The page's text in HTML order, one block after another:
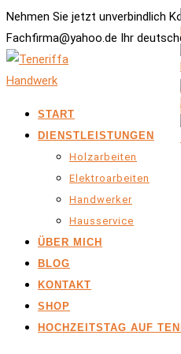
Nehmen Sie jetzt unverbindlich
Fachfirma@yahoo.de Ihr
START
DIENSTLEISTUNGEN
Holzarbeiten
Elektroarbeiten
Handwerker
Hausservice
ÜBER MICH
BLOG
KONTAKT
SHOP
HOCHZEITSTAG AUF